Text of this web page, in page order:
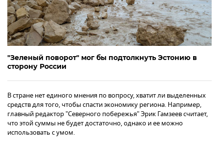
"Зеленый поворот" мог бы подтолкнуть Эстонию в
сторону России
В стране нет единого мнения по вопросу, хватит ли выделенных
средств для того, чтобы спасти экономику региона. Например,
главный редактор "Северного побережья" Эрик Гамзеев считает,
что этой суммы не будет достаточно, однако и ее можно
использовать с умом.